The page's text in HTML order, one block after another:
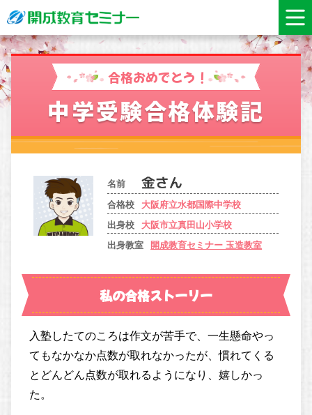
合格おめでとう！
中学受験合格体験記
名前
合格校
大阪府立水都国際中学校
出身校
大阪市立真田山小学校
出身教室
開成教育セミナー 玉造教室
私の合格ストーリー
入塾したてのころは作文が苦手で、一生懸命やっ
てもなかなか点数が取れなかったが、慣れてくる
とどんどん点数が取れるようになり、嬉しかっ
た。